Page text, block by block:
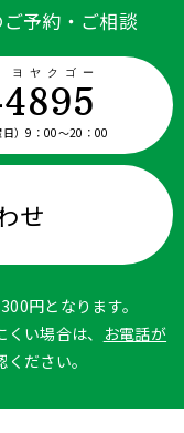
予約・ご相談
ヤクゴー
日）9：00〜20：00
せ
円となります。
い場合は、 お電話が
ださい。